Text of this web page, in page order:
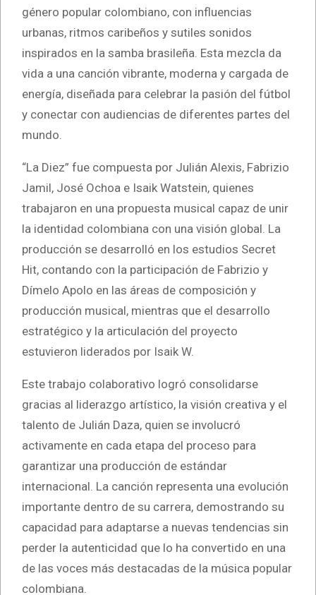
género popular colombiano, con influencias
urbanas, ritmos caribeños y sutiles sonidos
inspirados en la samba brasileña. Esta mezcla da
vida a una canción vibrante, moderna y cargada de
energía, diseñada para celebrar la pasión del fútbol
y conectar con audiencias de diferentes partes del
mundo.
“La Diez” fue compuesta por Julián Alexis, Fabrizio
Jamil, José Ochoa e Isaik Watstein, quienes
trabajaron en una propuesta musical capaz de unir
la identidad colombiana con una visión global. La
producción se desarrolló en los estudios Secret
Hit, contando con la participación de Fabrizio y
Dímelo Apolo en las áreas de composición y
producción musical, mientras que el desarrollo
estratégico y la articulación del proyecto
estuvieron liderados por Isaik W.
Este trabajo colaborativo logró consolidarse
gracias al liderazgo artístico, la visión creativa y el
talento de Julián Daza, quien se involucró
activamente en cada etapa del proceso para
garantizar una producción de estándar
internacional. La canción representa una evolución
importante dentro de su carrera, demostrando su
capacidad para adaptarse a nuevas tendencias sin
perder la autenticidad que lo ha convertido en una
de las voces más destacadas de la música popular
colombiana.